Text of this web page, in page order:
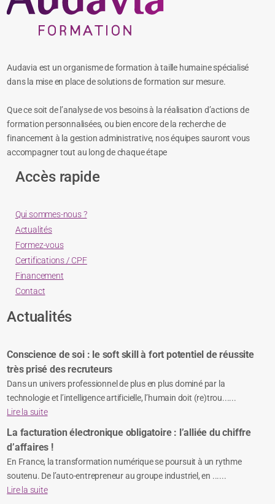
Audavia est un organisme de formation à taille humaine spécialisé
dans la mise en place de solutions de formation sur mesure.
Que ce soit de l’analyse de vos besoins à la réalisation d’actions de
formation personnalisées, ou bien encore de la recherche de
financement à la gestion administrative, nos équipes sauront vous
accompagner tout au long de chaque étape
Accès rapide
Qui sommes-nous ?
Actualités
Formez-vous
Certifications / CPF
Financement
Contact
Actualités
Conscience de soi : le soft skill à fort potentiel de réussite
très prisé des recruteurs
Dans un univers professionnel de plus en plus dominé par la
technologie et l’intelligence artificielle, l’humain doit (re)trou......
Lire la suite
La facturation électronique obligatoire : l’alliée du chiffre
d’affaires !
En France, la transformation numérique se poursuit à un rythme
soutenu. De l’auto-entrepreneur au groupe industriel, en ......
Lire la suite